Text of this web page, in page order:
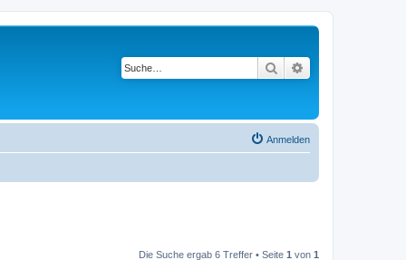
Suche
Anmelden
Die Suche ergab 6 Treffer • Seite 1 von 1